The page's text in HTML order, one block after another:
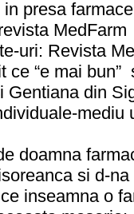
presa
MedFarm
uri: Revista
ce “e mai bun”
Gentiana din
mediu
doamna
si d-
inseamna o